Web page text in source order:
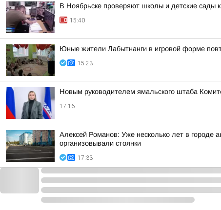
В Ноябрьске проверяют школы и детские сады к
15:40
Юные жители Лабытнанги в игровой форме
15:23
Новым руководителем ямальского штаба
17:16
Алексей Романов: Уже несколько лет в городе
организовывали стоянки
17:33